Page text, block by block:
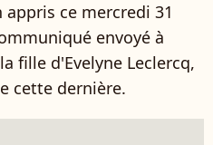
appris ce mercredi 31
envoyé à
fille d'Evelyne Leclercq,
cette dernière.